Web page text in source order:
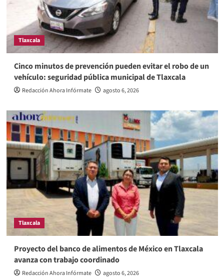
Tlaxcala
Cinco minutos de prevención pueden evitar el robo de un
vehículo: seguridad pública municipal de Tlaxcala
Redacción Ahora Infórmate agosto 6, 2026
Tlaxcala
Proyecto del banco de alimentos de México en Tlaxcala
avanza con trabajo coordinado
Redacción Ahora Infórmate agosto 6, 2026